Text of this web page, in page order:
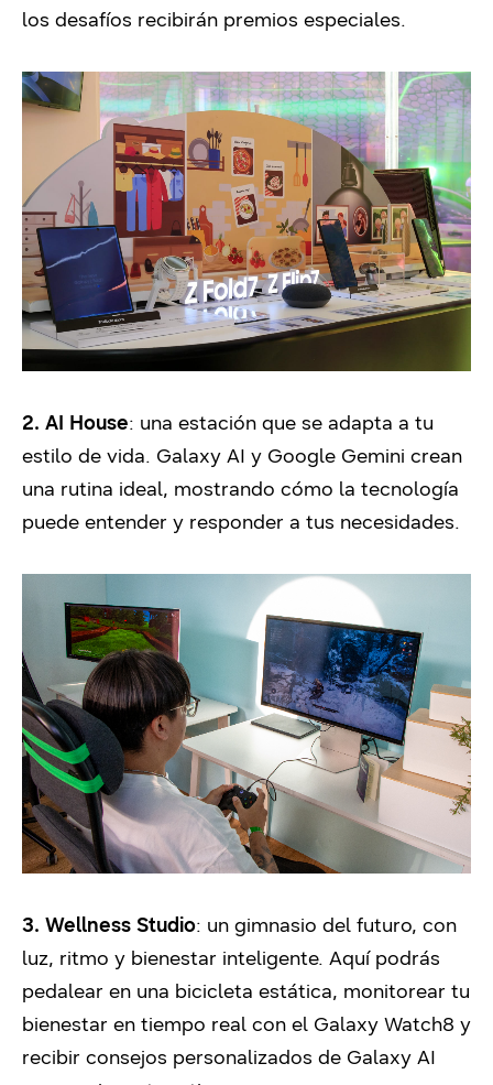
los desafíos recibirán premios especiales.
2. AI House: una estación que se adapta a tu
estilo de vida. Galaxy AI y Google Gemini crean
una rutina ideal, mostrando cómo la tecnología
puede entender y responder a tus necesidades.
3. Wellness Studio: un gimnasio del futuro, con
luz, ritmo y bienestar inteligente. Aquí podrás
pedalear en una bicicleta estática, monitorear tu
bienestar en tiempo real con el Galaxy Watch8 y
recibir consejos personalizados de Galaxy AI